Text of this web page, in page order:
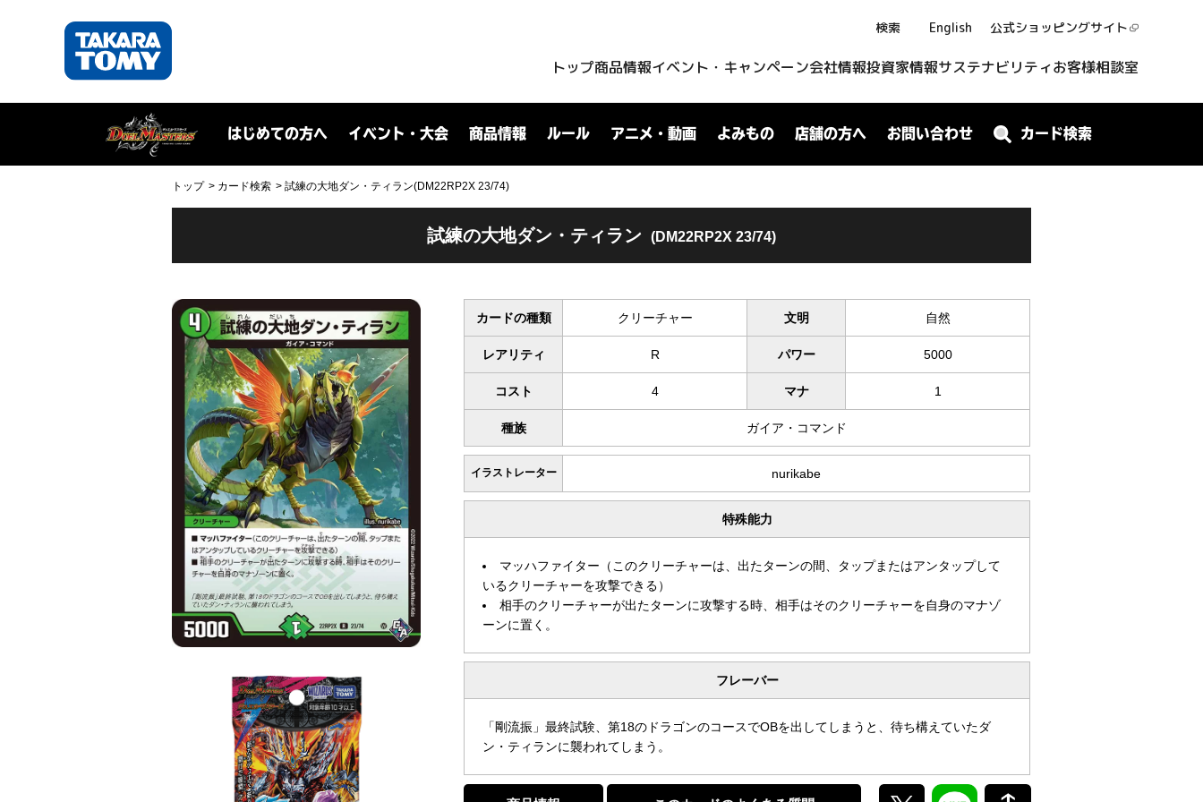
検索 English 公式ショッピングサイト
トップ商品情報イベント・キャンペーン会社情報投資家情報サステナビリティお客様相談室
はじめての方へ イベント・大会 商品情報 ルール アニメ・動画 よみもの 店舗の方へ お問い合わせ カード検索
トップ カード検索 試練の大地ダン・ティラン(DM22RP2X 23/74)
試練の大地ダン・ティラン (DM22RP2X 23/74)
カードの種類 クリーチャー 文明 自然
レアリティ R パワー 5000
コスト 4 マナ 1
種族 ガイア・コマンド
イラストレーター nurikabe
特殊能力
マッハファイター（このクリーチャーは、出たターンの間、タップまたはアンタップして
いるクリーチャーを攻撃できる）
相手のクリーチャーが出たターンに攻撃する時、相手はそのクリーチャーを自身のマナゾ
ーンに置く。
フレーバー
「剛流振」最終試験、第18のドラゴンのコースでOBを出してしまうと、待ち構えていたダ
ン・ティランに襲われてしまう。